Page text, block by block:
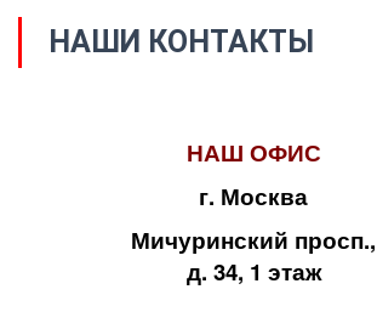
НАШИ КОНТАКТЫ
НАШ ОФИС
г. Москва
Мичуринский просп.,
д. 34, 1 этаж